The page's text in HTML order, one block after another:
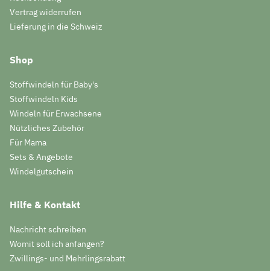
Vertrag widerrufen
Lieferung in die Schweiz
Shop
Stoffwindeln für Baby's
Stoffwindeln Kids
Windeln für Erwachsene
Nützliches Zubehör
Für Mama
Sets & Angebote
Windelgutschein
Hilfe & Kontakt
Nachricht schreiben
Womit soll ich anfangen?
Zwillings- und Mehrlingsrabatt